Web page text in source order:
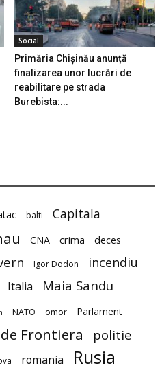
Social
Primăria Chișinău anunță
finalizarea unor lucrări de
reabilitare pe strada
Burebista:...
balti Capitala
CNA crima deces
Igor Dodon incendiu
Italia Maia Sandu
NATO omor Parlament
Frontiera politie
romania Rusia